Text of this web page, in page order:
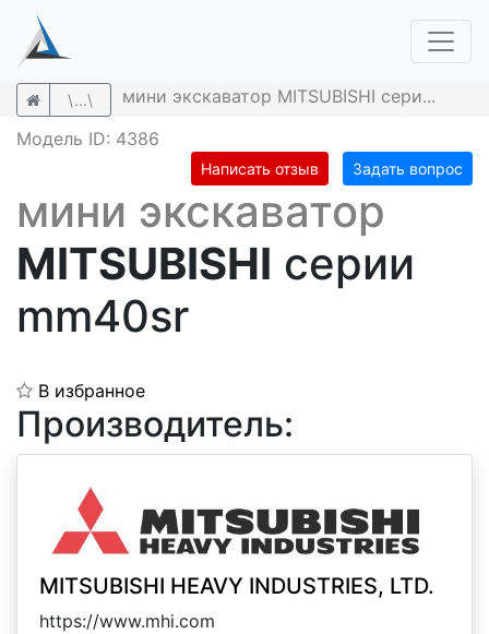
\...\
мини экскаватор MITSUBISHI сери...
Модель ID: 4386
Написать отзыв Задать вопрос
мини экскаватор
MITSUBISHI серии
mm40sr
В избранное
Производитель:
MITSUBISHI HEAVY INDUSTRIES, LTD.
https://www.mhi.com